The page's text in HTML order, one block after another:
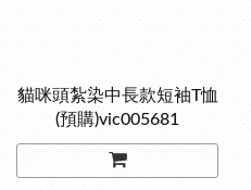
貓咪頭紮染中長款短袖T恤
(預購)vic005681